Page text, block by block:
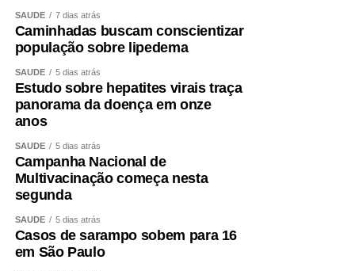
SAÚDE 7 dias atrás
Caminhadas buscam conscientizar
população sobre lipedema
SAÚDE 5 dias atrás
Estudo sobre hepatites virais traça
panorama da doença em onze
anos
SAÚDE 5 dias atrás
Campanha Nacional de
Multivacinação começa nesta
segunda
SAÚDE 5 dias atrás
Casos de sarampo sobem para 16
em São Paulo